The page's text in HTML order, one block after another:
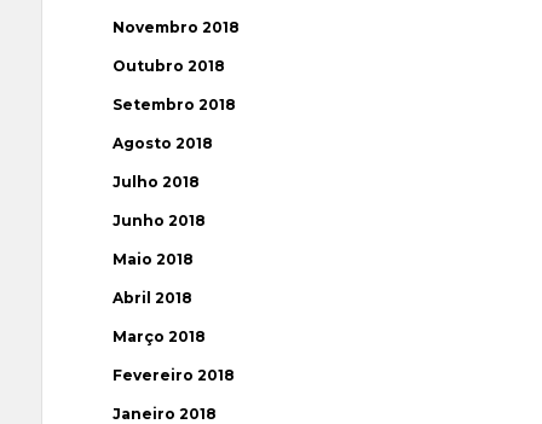
Novembro 2018
Outubro 2018
Setembro 2018
Agosto 2018
Julho 2018
Junho 2018
Maio 2018
Abril 2018
Março 2018
Fevereiro 2018
Janeiro 2018